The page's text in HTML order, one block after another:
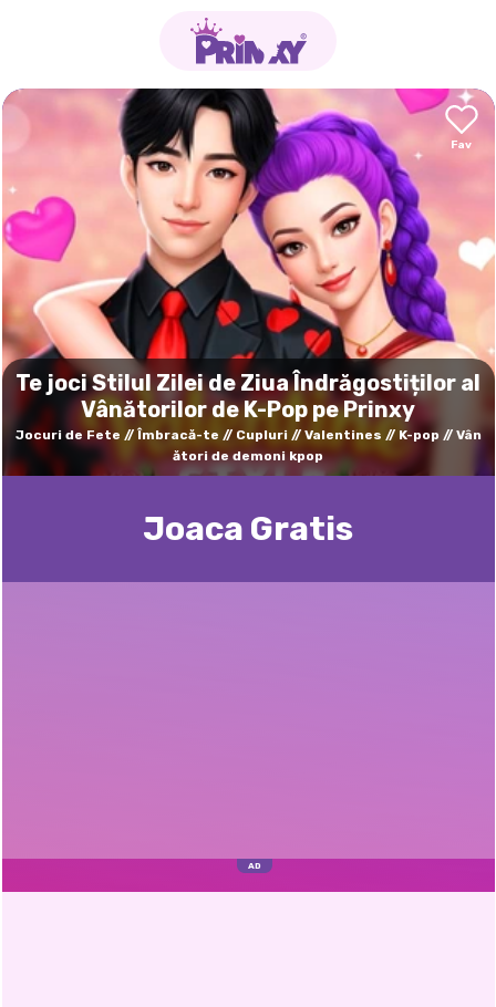
Te joci Stilul Zilei de Ziua Îndrăgostiților al
Vânătorilor de K-Pop pe Prinxy
Jocuri de Fete Îmbracă-te Cupluri Valentines K-pop
Vân
ători de demoni kpop
Joaca Gratis